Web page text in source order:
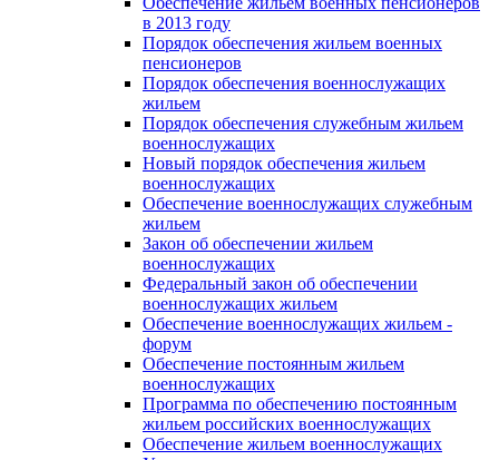
в 2013 году
Порядок обеспечения жильем военных
пенсионеров
Порядок обеспечения военнослужащих
жильем
Порядок обеспечения служебным жильем
военнослужащих
Новый порядок обеспечения жильем
военнослужащих
Обеспечение военнослужащих служебным
жильем
Закон об обеспечении жильем
военнослужащих
Федеральный закон об обеспечении
военнослужащих жильем
Обеспечение военнослужащих жильем -
форум
Обеспечение постоянным жильем
военнослужащих
Программа по обеспечению постоянным
жильем российских военнослужащих
Обеспечение жильем военнослужащих